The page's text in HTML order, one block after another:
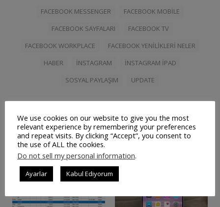
FACEBOOK MESSENGER
FACEBOOK MOBILE
FACEBOOK SAYFALARI
FACEBOOK TV
FACEBOOK WORKPLACE
FACEBOOK YENILIKLERI NELER
HABER
INSTAGRAM
INSTAGRAM IPAD
SOSYAL PAYLAŞIM
UPDATE
İlişkili Yazılar
We use cookies on our website to give you the most
relevant experience by remembering your preferences
and repeat visits. By clicking “Accept”, you consent to
the use of ALL the cookies.
Do not sell my personal information.
Ayarlar Kabul Ediyorum